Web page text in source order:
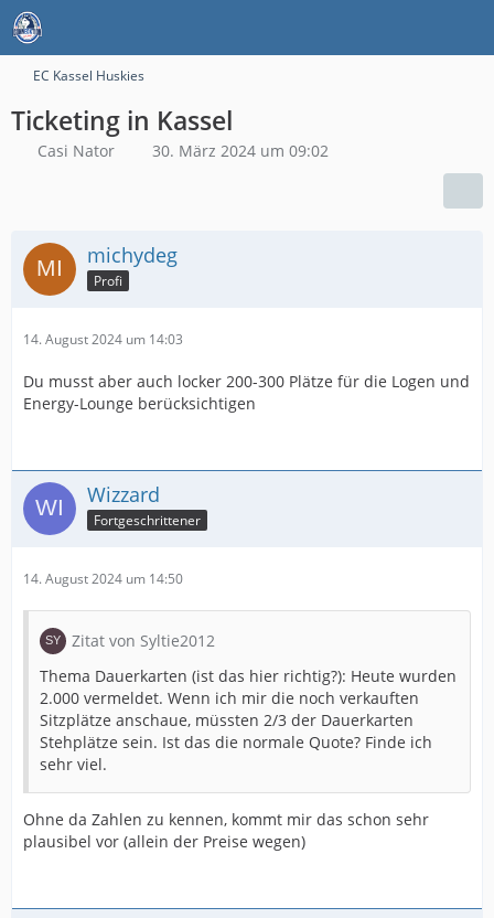
EC Kassel Huskies
Ticketing in Kassel
Casi Nator 30. März 2024 um 09:02
michydeg
Profi
14. August 2024 um 14:03
Du musst aber auch locker 200-300 Plätze für die Logen und
Energy-Lounge berücksichtigen
Wizzard
Fortgeschrittener
14. August 2024 um 14:50
Zitat von Syltie2012
Thema Dauerkarten (ist das hier richtig?): Heute wurden
2.000 vermeldet. Wenn ich mir die noch verkauften
Sitzplätze anschaue, müssten 2/3 der Dauerkarten
Stehplätze sein. Ist das die normale Quote? Finde ich
sehr viel.
Ohne da Zahlen zu kennen, kommt mir das schon sehr
plausibel vor (allein der Preise wegen)